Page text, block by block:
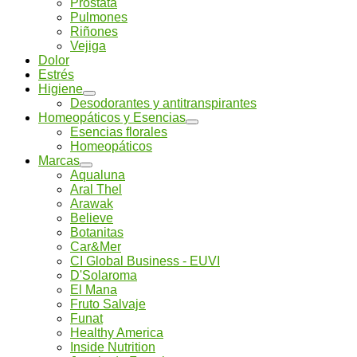
Pulmones
Riñones
Vejiga
Dolor
Estrés
Higiene
Desodorantes y antitranspirantes
Homeopáticos y Esencias
Esencias florales
Homeopáticos
Marcas
Aqualuna
Aral Thel
Arawak
Believe
Botanitas
Car&Mer
CI Global Business - EUVI
D'Solaroma
El Mana
Fruto Salvaje
Funat
Healthy America
Inside Nutrition